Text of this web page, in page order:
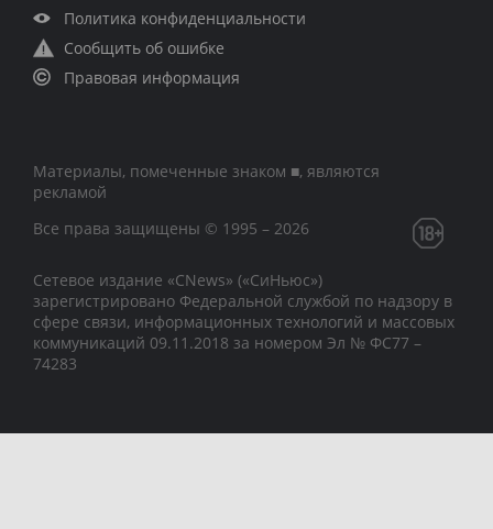
Политика конфиденциальности
Сообщить об ошибке
Правовая информация
Материалы, помеченные знаком ■, являются
рекламой
Все права защищены © 1995 – 2026
Сетевое издание «CNews» («СиНьюс»)
зарегистрировано Федеральной службой по надзору в
сфере связи, информационных технологий и массовых
коммуникаций 09.11.2018 за номером Эл № ФС77 –
74283